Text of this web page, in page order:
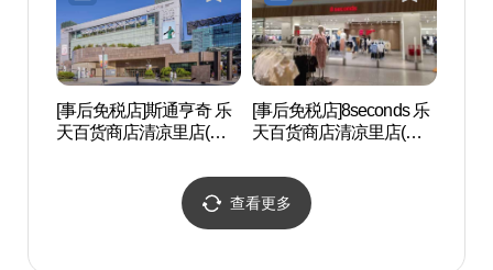
[事后免税店]斯通亨奇 乐
天百货商店清凉里店(스
[事后免税店]8seconds 乐
天百货商店清凉里店(에
량리점)
查看更多